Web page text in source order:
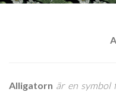
AMAZING A
Alligatorn är en symbol